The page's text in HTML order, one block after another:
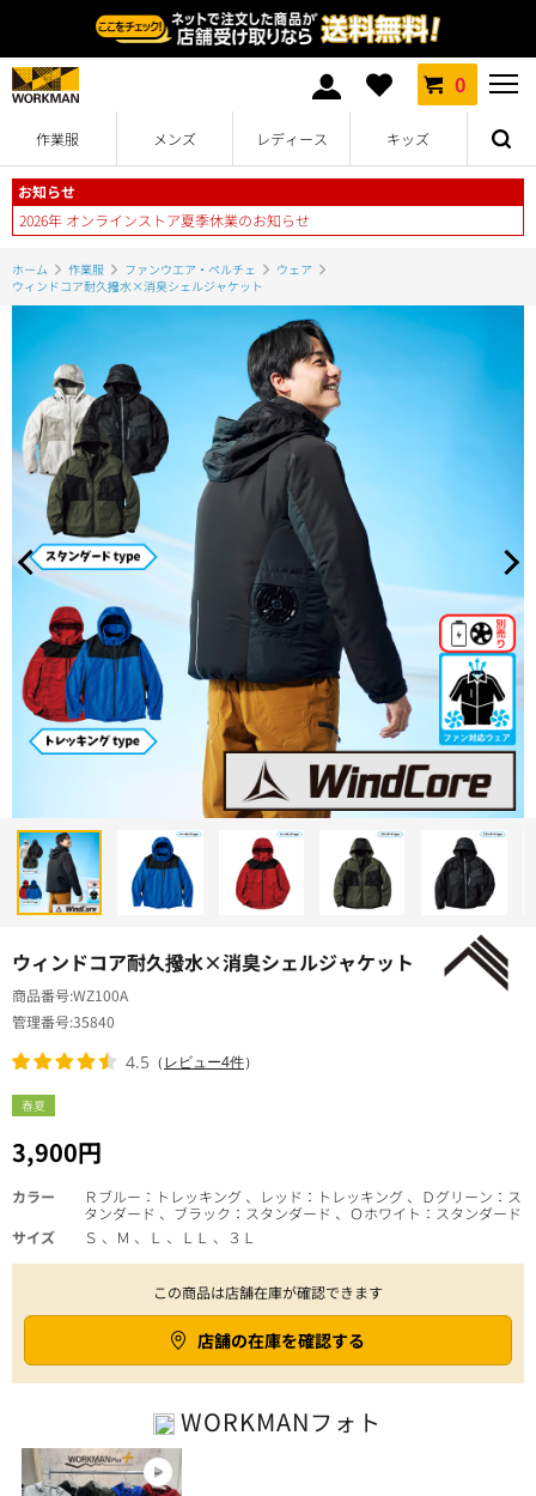
0
作業服 メンズ レディース キッズ
お知らせ
2026年 オンラインストア夏季休業のお知らせ
ホーム 作業服 ファンウエア・ペルチェ
ウェア
ウィンドコア耐久撥水×消臭シェルジャケット
ウィンドコア耐久撥水×消臭シェルジャケット
春夏
3,900円
商品番号WZ100A
管理番号35840
4.5 （レビュー4件）
カラー
Ｒブルー：トレッキング 、レッド：トレッキング 、Ｄグリーン：ス
タンダード 、ブラック：スタンダード 、Ｏホワイト：スタンダード
サイズ
Ｓ 、Ｍ 、Ｌ 、ＬＬ 、３Ｌ
この商品は店舗在庫が確認できます
店舗の在庫を確認する
WORKMANフォト